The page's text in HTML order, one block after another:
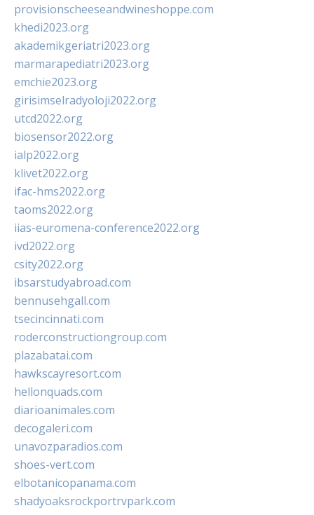
provisionscheeseandwineshoppe.com
khedi2023.org
akademikgeriatri2023.org
marmarapediatri2023.org
emchie2023.org
girisimselradyoloji2022.org
utcd2022.org
biosensor2022.org
ialp2022.org
klivet2022.org
ifac-hms2022.org
taoms2022.org
iias-euromena-conference2022.org
ivd2022.org
csity2022.org
ibsarstudyabroad.com
bennusehgall.com
tsecincinnati.com
roderconstructiongroup.com
plazabatai.com
hawkscayresort.com
hellonquads.com
diarioanimales.com
decogaleri.com
unavozparadios.com
shoes-vert.com
elbotanicopanama.com
shadyoaksrockportrvpark.com